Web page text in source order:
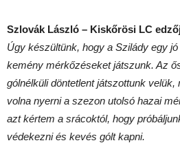
Szlovák László – Kiskőrösi LC
Úgy készültünk, hogy a Szilády egy
kemény mérkőzéseket játszunk. Az
gólnélküli döntetlent játszottunk
volna nyerni a szezon utolsó hazai
azt kértem a srácoktól, hogy
védekezni és kevés gólt kapni.